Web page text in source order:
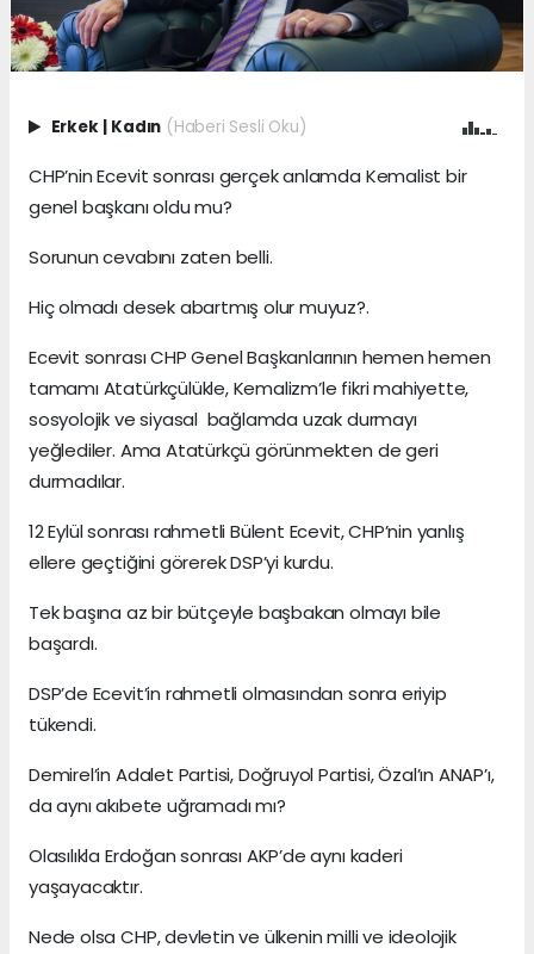
Erkek Kadın (Haberi Sesli Oku)
CHP’nin Ecevit sonrası gerçek anlamda Kemalist bir
genel başkanı oldu mu?
Sorunun cevabını zaten belli.
Hiç olmadı desek abartmış olur muyuz?.
Ecevit sonrası CHP Genel Başkanlarının hemen hemen
tamamı Atatürkçülükle, Kemalizm’le fikri mahiyette,
sosyolojik ve siyasal bağlamda uzak durmayı
yeğlediler. Ama Atatürkçü görünmekten de geri
durmadılar.
12 Eylül sonrası rahmetli Bülent Ecevit, CHP’nin yanlış
ellere geçtiğini görerek DSP’yi kurdu.
Tek başına az bir bütçeyle başbakan olmayı bile
başardı.
DSP’de Ecevit’in rahmetli olmasından sonra eriyip
tükendi.
Demirel’in Adalet Partisi, Doğruyol Partisi, Özal’ın ANAP’ı,
da aynı akıbete uğramadı mı?
Olasılıkla Erdoğan sonrası AKP’de aynı kaderi
yaşayacaktır.
Nede olsa CHP, devletin ve ülkenin milli ve ideolojik